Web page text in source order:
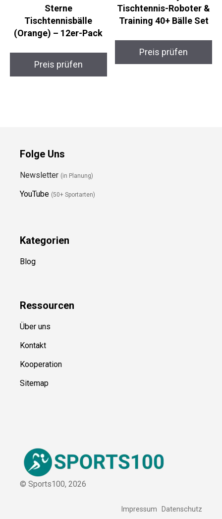
Tischtennisbälle
(Orange) – 12er-Pack
Training 40+ Bälle Set
Newsletter
YouTube (50+ Sportarten)
Blog
Über uns
Kontakt
Kooperation
Sitemap
© Sports100,2026
Unsere Redaktion wird durch Leser unterstützt. Wir verlinken